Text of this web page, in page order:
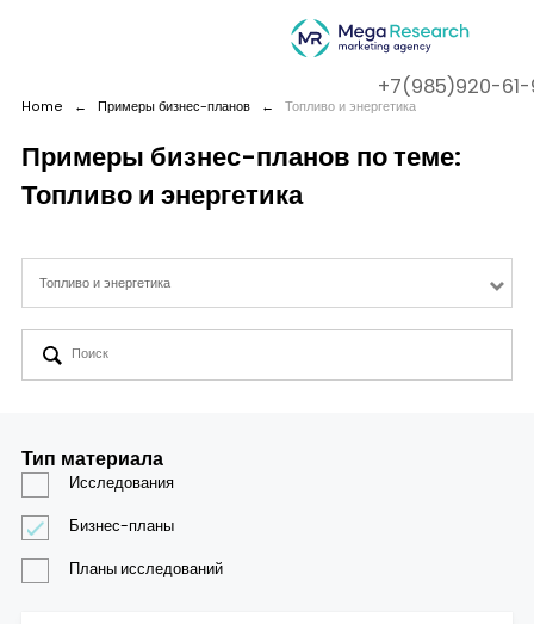
Company
Services
Cases
+7(985)920-
Home ← Примеры бизнес-планов ← Топливо и энергетика
Примеры бизнес-планов по теме:
Топливо и энергетика
Топливо и энергетика
Тип материала
Исследования
Бизнес-планы
Планы исследований